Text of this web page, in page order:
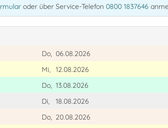
oder über Service-Telefon 0800 1837646
Do, 06.08.2026
Mi,
12.08.2026
Do, 13.08.2026
Di,
18.08.2026
Do, 20.08.2026